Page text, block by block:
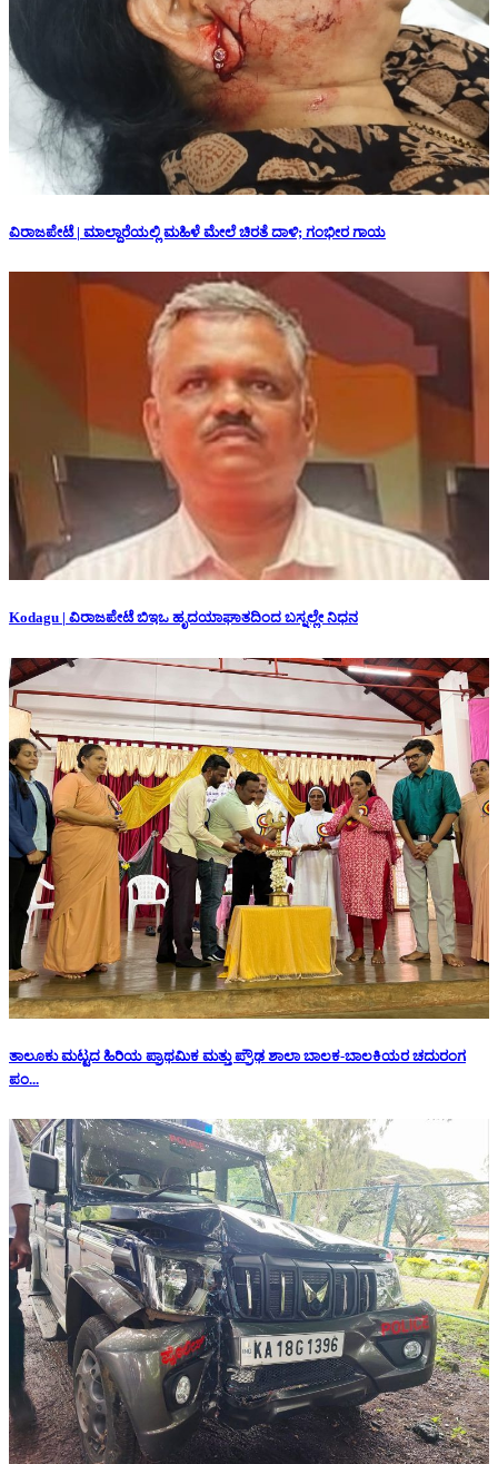
ವಿರಾಜಪೇಟೆ | ಮಾಲ್ದಾರೆಯಲ್ಲಿ ಮಹಿಳೆ ಮೇಲೆ ಚಿರತೆ ದಾಳಿ; ಗಂಭೀರ ಗಾಯ
Kodagu | ವಿರಾಜಪೇಟೆ ಬಿಇಒ ಹೃದಯಾಘಾತದಿಂದ ಬಸ್ನಲ್ಲೇ ನಿಧನ
ತಾಲೂಕು ಮಟ್ಟದ ಹಿರಿಯ ಪ್ರಾಥಮಿಕ ಮತ್ತು ಪ್ರೌಢ ಶಾಲಾ ಬಾಲಕ-ಬಾಲಕಿಯರ ಚದುರಂಗ
ಪಂ...